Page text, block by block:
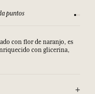
puntos
con flor de naranjo, es
con glicerina,